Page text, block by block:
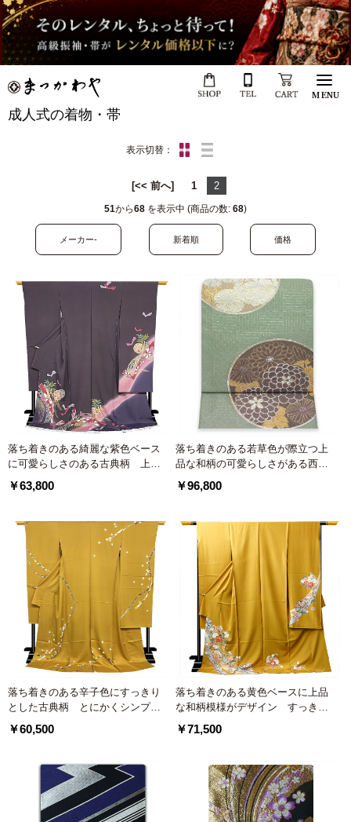
MENU
成人式の着物・帯
表示切替：
[<< 前へ] 1 2
51から68 を表示中 (商品の数: 68)
メーカー- 新着順 価格
落ち着きのある綺麗な紫色ベース
に可愛らしさのある古典柄 上品
に綺麗に着こなす振袖
￥63,800
落ち着きのある若草色が際立つ上
品な和柄の可愛らしさがある西陣
織袋帯
￥96,800
落ち着きのある辛子色にすっきり
とした古典柄 とにかくシンプル
￥60,500
落ち着きのある黄色ベースに上品
な和柄模様がデザイン すっきり
￥71,500